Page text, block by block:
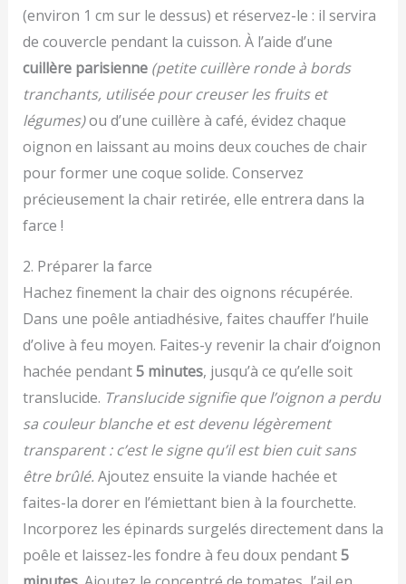
(environ 1 cm sur le dessus) et réservez-le : il servira
de couvercle pendant la cuisson. À l’aide d’une
cuillère parisienne (petite cuillère ronde à bords
tranchants, utilisée pour creuser les fruits et
légumes)ou d’une cuillère à café, évidez chaque
oignon en laissant au moins deux couches de chair
pour former une coque solide. Conservez
précieusement la chair retirée, elle entrera dans la
farce !
2. Préparer la farce
Hachez finement la chair des oignons récupérée.
Dans une poêle antiadhésive, faites chauffer l’huile
d’olive à feu moyen. Faites-y revenir la chair d’oignon
hachée pendant5 minutes, jusqu’à ce qu’elle soit
translucide. Translucide signifie que l’oignon a perdu
sa couleur blanche et est devenu légèrement
transparent : c’est le signe qu’il est bien cuit sans
être brûlé. Ajoutez ensuite la viande hachée et
faites-la dorer en l’émiettant bien à la fourchette.
Incorporez les épinards surgelés directement dans la
poêle et laissez-les fondre à feu doux pendant5